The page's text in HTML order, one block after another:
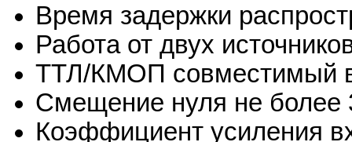
Время задержки
Работа от двух
ТТЛ/КМОП совместимый
Смещение нуля не более
Коэффициент усиления